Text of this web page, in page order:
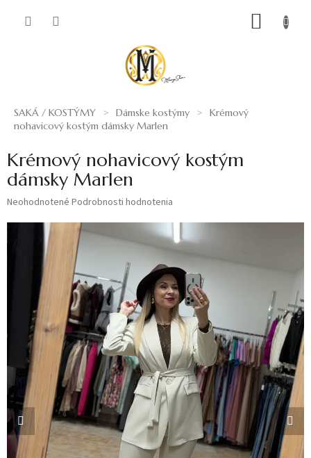
SAKÁ / KOSTÝMY Dámske kostýmy
Krémový
nohavicový kostým dámsky Marlen
Krémový nohavicový kostým
dámsky Marlen
Priemerné
produktu
je
hviezdičiek.
Neohodnotené Podrobnosti hodnotenia